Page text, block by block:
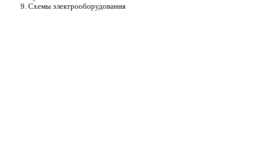
9. Схемы электрооборудования